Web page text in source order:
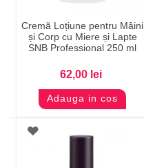
Cremă Loțiune pentru Mâini
și Corp cu Miere și Lapte
SNB Professional 250 ml
62,00 lei
Adauga in cos